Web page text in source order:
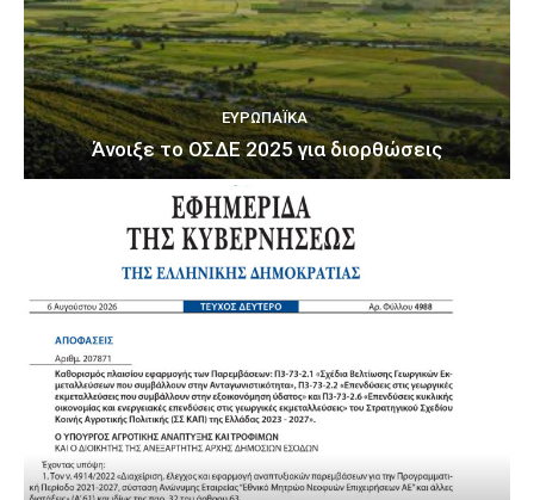
ΕΥΡΩΠΑΪΚΆ
Άνοιξε το ΟΣΔΕ 2025 για διορθώσεις